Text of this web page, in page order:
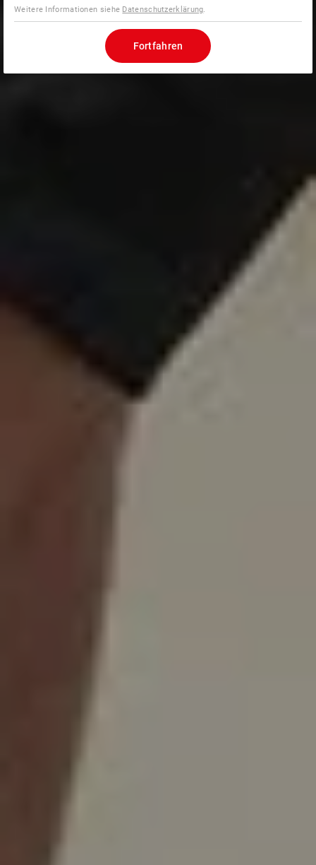
Weitere Informationen siehe Datenschutzerklärung.
Fortfahren